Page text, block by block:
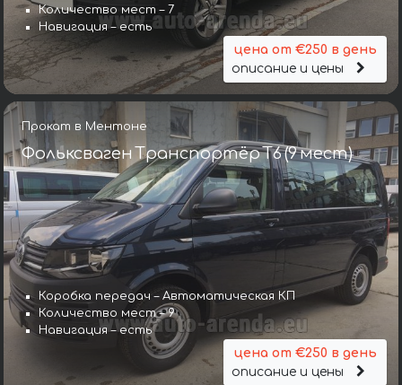
Количество мест – 7
Навигация – есть
цена от €250 в день
описание и цены
Прокат в Ментоне
Фольксваген Транспортёр T6 (9 мест)
Коробка передач – Автоматическая КП
Количество мест – 9
Навигация – есть
цена от €250 в день
описание и цены